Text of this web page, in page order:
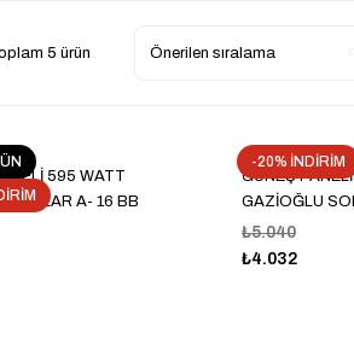
5 ürün
595 WATT
SOLAR A- 16 BB
-20% İNDİRİM
GÜNEŞ
GAZİOĞLU
TOPCON
₺4.032
₺5.040